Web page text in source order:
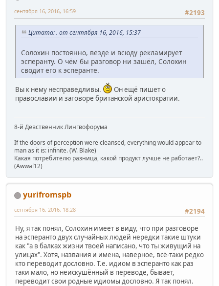
#2193
сентября 16, 2016, 16:59
Цитата: . от сентября 16, 2016, 15:37
Солохин постоянно, везде и всюду рекламирует
эсперанту. О чём бы разговор ни зашёл, Солохин
сводит его к эсперанте.
Вы к нему несправедливы.
Он ещё пишет о
православии и заговоре британской аристократии.
8-й Девственник Лингвофорума
If the doors of perception were cleansed, everything would appear to
man as it is: infinite. (W. Blake)
Какая потребителю разница, какой продукт лучше не работает?..
(Awwal12)
yurifromspb
#2194
сентября 16, 2016, 18:28
Ну, я так понял, Солохин имеет в виду, что при разговоре
на эсперанто двух случайных людей нередки такие штуки
как "а в балках жизни твоей написано, что ты живущий на
улицах". Хотя, названия и имена, наверное, всё-таки редко
кто переводит дословно. Т.е. идиом в эсперанто как раз
таки мало, но неискушённый в переводе, бывает,
переводит свои родные идиомы дословно. Я так понял.